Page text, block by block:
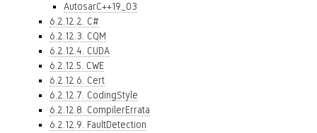
AutosarC++19_03
6.2.12.2. C#
6.2.12.3. CQM
6.2.12.4. CUDA
6.2.12.5. CWE
6.2.12.6. Cert
6.2.12.7. CodingStyle
6.2.12.8. CompilerErrata
6.2.12.9. FaultDetection